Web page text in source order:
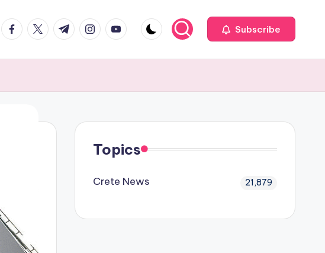
facebook.com
twitter.com
t.me instagram.com
youtube.com Subscribe
Topics
Crete News 21,879